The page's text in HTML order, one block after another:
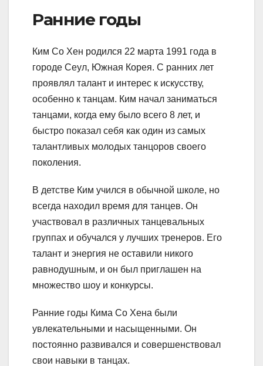
Ранние годы
Ким Со Хен родился 22 марта 1991 года в
городе Сеул, Южная Корея. С ранних лет
проявлял талант и интерес к искусству,
особенно к танцам. Ким начал заниматься
танцами, когда ему было всего 8 лет, и
быстро показал себя как один из самых
талантливых молодых танцоров своего
поколения.
В детстве Ким учился в обычной школе, но
всегда находил время для танцев. Он
участвовал в различных танцевальных
группах и обучался у лучших тренеров. Его
талант и энергия не оставили никого
равнодушным, и он был приглашен на
множество шоу и конкурсы.
Ранние годы Кима Со Хена были
увлекательными и насыщенными. Он
постоянно развивался и совершенствовал
свои навыки в танцах.